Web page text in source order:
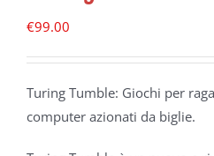
€99.00
Turing Tumble: Giochi per
computer azionati da biglie.